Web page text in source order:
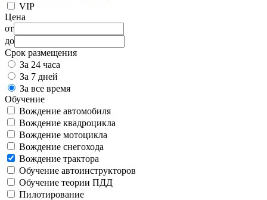
VIP
Цена
от
до
Срок размещения
За 24 часа
За 7 дней
За все время
Обучение
Вождение автомобиля
Вождение квадроцикла
Вождение мотоцикла
Вождение снегохода
Вождение трактора
Обучение автоинструкторов
Обучение теории ПДД
Пилотирование